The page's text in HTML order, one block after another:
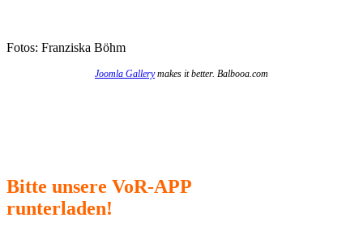
Fotos: Franziska Böhm
Joomla Gallerymakes it better. Balbooa.com
Bitte unsere VoR-APP
runterladen!